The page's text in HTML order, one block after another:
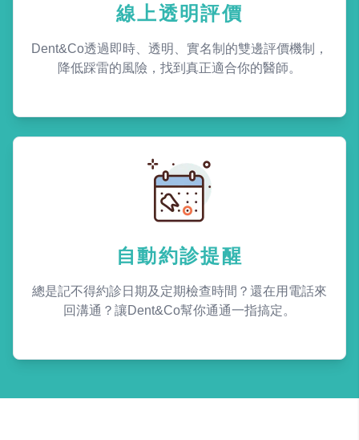
線上透明評價
Dent&Co透過即時、透明、實名制的雙邊評價機制，
降低踩雷的風險，找到真正適合你的醫師。
自動約診提醒
總是記不得約診日期及定期檢查時間？還在用電話來
回溝通？讓Dent&Co幫你通通一指搞定。